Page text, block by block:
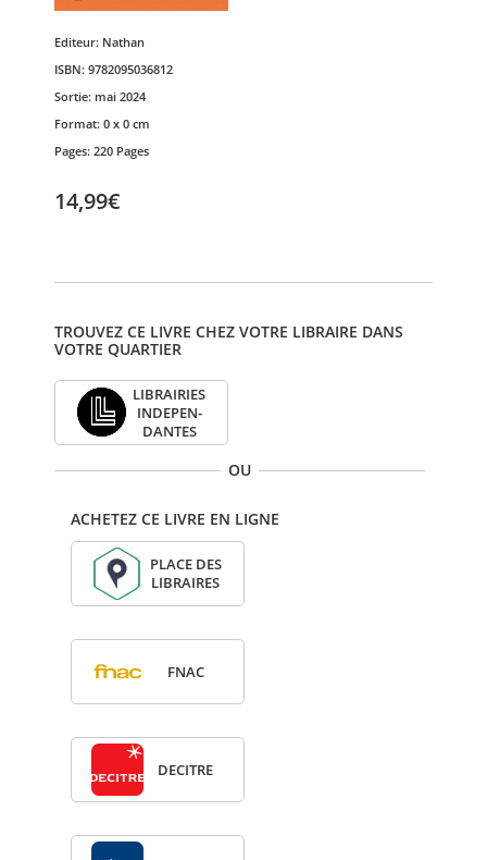
Editeur: Nathan
ISBN: 9782095036812
Sortie: mai 2024
Format: 0 x 0 cm
Pages: 220 Pages
14,99€
TROUVEZ CE LIVRE CHEZ VOTRE LIBRAIRE DANS
VOTRE QUARTIER
LIBRAI­RIES
INDE­PEN­
DANTES
OU
ACHETEZ CE LIVRE EN LIGNE
PLACE DES
LIBRAIRES
FNAC
DECITRE